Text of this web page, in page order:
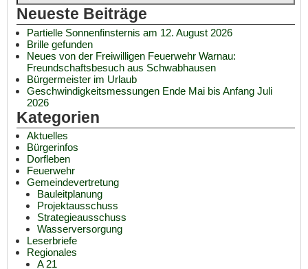
Neueste Beiträge
Partielle Sonnenfinsternis am 12. August 2026
Brille gefunden
Neues von der Freiwilligen Feuerwehr Warnau:
Freundschaftsbesuch aus Schwabhausen
Bürgermeister im Urlaub
Geschwindigkeitsmessungen Ende Mai bis Anfang Juli
2026
Kategorien
Aktuelles
Bürgerinfos
Dorfleben
Feuerwehr
Gemeindevertretung
Bauleitplanung
Projektausschuss
Strategieausschuss
Wasserversorgung
Leserbriefe
Regionales
A 21